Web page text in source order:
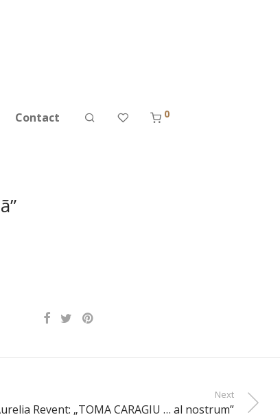
Contact 0
Next
Revent: „TOMA CARAGIU … al nostrum”